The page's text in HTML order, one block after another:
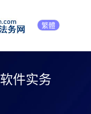
繁體
软件实务